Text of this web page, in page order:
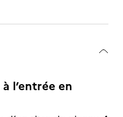
l’entrée en